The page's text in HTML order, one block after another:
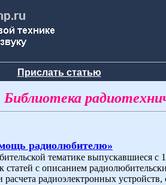
Прислать статью
Библиотека
радиолюбителю»
тематике выпускавшиеся
статей с описанием
расчета радиоэлектронных